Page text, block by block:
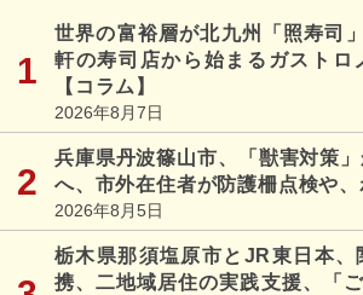
世界の富裕層が北九州「照寿司
軒の寿司店から始まるガストロ
【コラム】
2026年8月7日
兵庫県丹波篠山市、「獣害対策
へ、市外在住者が防護柵点検や
2026年8月5日
栃木県那須塩原市とJR東日本、
携、二地域居住の実践支援、「